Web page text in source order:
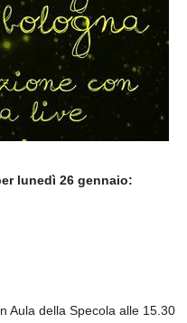
lunedì 26 gennaio:
Aula della Specola alle 15.30